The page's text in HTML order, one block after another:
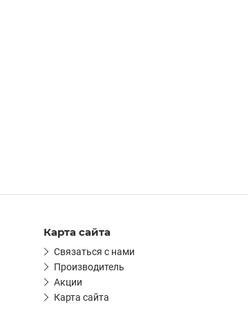
Карта сайта
Связаться с нами
Производитель
Акции
Карта сайта